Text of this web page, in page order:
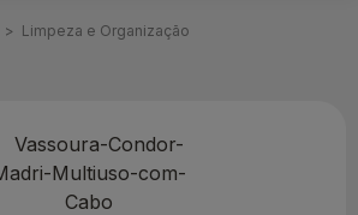
Limpeza e Organização